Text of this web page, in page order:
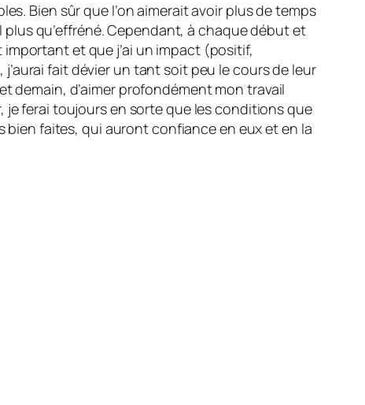
Bien sûr que l’on aimerait avoir plus de temps
qu’effréné. Cependant, à chaque début et
et que j’ai un impact (positif,
fait dévier un tant soit peu le cours de leur
demain, d’aimer profondément mon travail
je ferai toujours en sorte que les conditions que
bien faites, qui auront confiance en eux et en la